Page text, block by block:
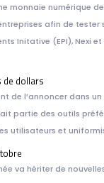
monnaie numérique
afin de tester
Initative (EPI),
de dollars
de l’annoncer dans
partie des outils
utilisateurs et
va hériter de